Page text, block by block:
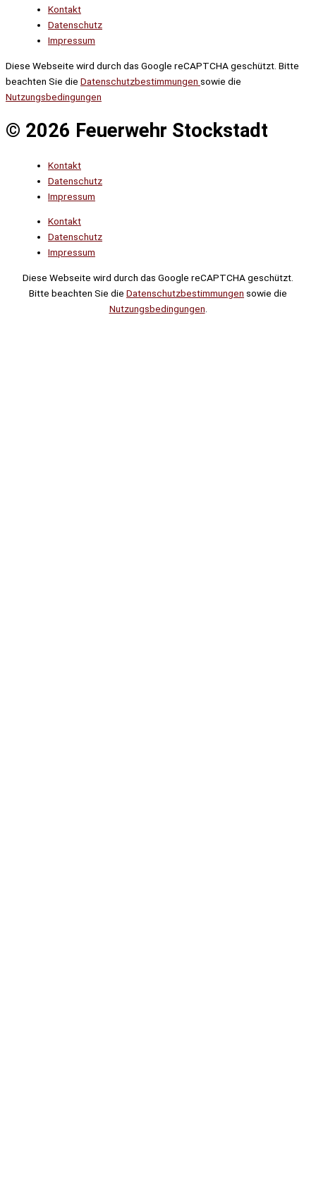
Kontakt
Datenschutz
Impressum
Diese Webseite wird durch das Google reCAPTCHA geschützt. Bitte
beachten Sie die Datenschutzbestimmungen sowie die
Nutzungsbedingungen
© 2026 Feuerwehr Stockstadt
Kontakt
Datenschutz
Impressum
Kontakt
Datenschutz
Impressum
Diese Webseite wird durch das Google reCAPTCHA geschützt.
Bitte beachten Sie die Datenschutzbestimmungen sowie die
Nutzungsbedingungen